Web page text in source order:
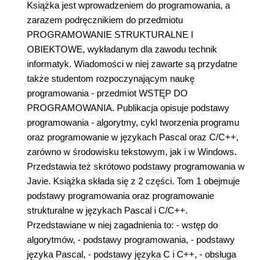
Książka jest wprowadzeniem do programowania, a
zarazem podręcznikiem do przedmiotu
PROGRAMOWANIE STRUKTURALNE I
OBIEKTOWE, wykładanym dla zawodu technik
informatyk. Wiadomości w niej zawarte są przydatne
także studentom rozpoczynającym naukę
programowania - przedmiot WSTĘP DO
PROGRAMOWANIA. Publikacja opisuje podstawy
programowania - algorytmy, cykl tworzenia programu
oraz programowanie w językach Pascal oraz C/C++,
zarówno w środowisku tekstowym, jak i w Windows.
Przedstawia też skrótowo podstawy programowania w
Javie. Książka składa się z 2 części. Tom 1 obejmuje
podstawy programowania oraz programowanie
strukturalne w językach Pascal i C/C++.
Przedstawiane w niej zagadnienia to: - wstęp do
algorytmów, - podstawy programowania, - podstawy
języka Pascal, - podstawy języka C i C++, - obsługa